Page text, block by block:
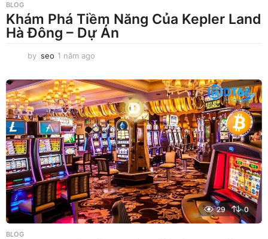
BLOG
Khám Phá Tiềm Năng Của Kepler Land
Hà Đông – Dự Án
by seo 1 năm ago
ă
m
a
g
o
29 0
BLOG